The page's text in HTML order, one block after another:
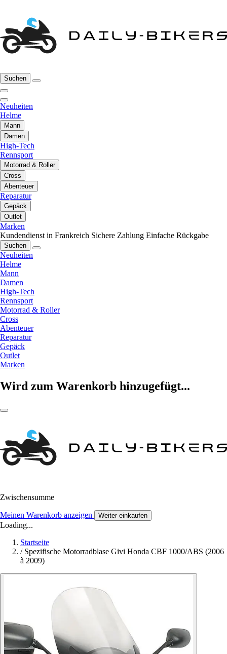
Suchen
Neuheiten
Helme
Mann
Damen
High-Tech
Rennsport
Motorrad & Roller
Cross
Abenteuer
Reparatur
Gepäck
Outlet
Marken
Kundendienst in Frankreich Sichere Zahlung Einfache Rückgabe
Suchen
Neuheiten
Helme
Mann
Damen
High-Tech
Rennsport
Motorrad & Roller
Cross
Abenteuer
Reparatur
Gepäck
Outlet
Marken
Wird zum Warenkorb hinzugefügt...
Zwischensumme
Meinen Warenkorb anzeigen Weiter einkaufen
Loading...
Startseite
/ Spezifische Motorradblase Givi Honda CBF 1000/ABS (2006
à 2009)